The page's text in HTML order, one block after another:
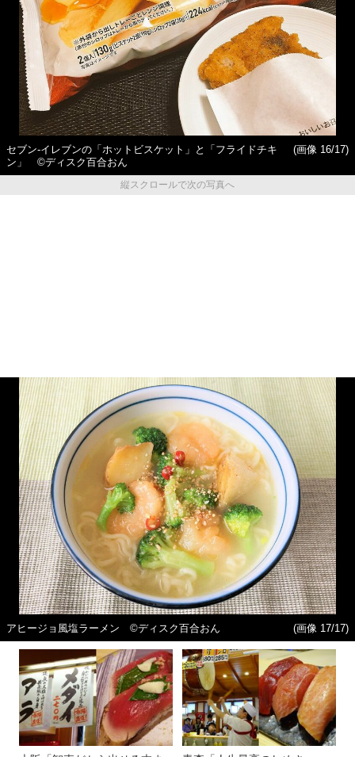
セブン‐イレブンの「ホットビスケット」と「フライドチキ
ン」 ©ディスク百合おん
(画像 16/17)
縦スクロールで次の写真へ
アヒージョ風塩ラーメン ©ディスク百合おん (画像 17/17)